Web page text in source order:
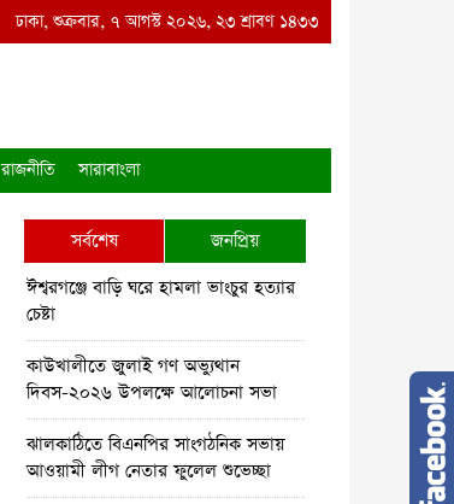
রিজেন্ট বোর্ডের ১২তম সভা অনুষ্ঠিত●রাঙামাটির কল্যাণপুরে
ঢাকা, শুক্রবার, ৭ আগস্ট ২০২৬, ২৩ শ্রাবণ ১৪৩৩
রাজনীতি সারাবাংলা
সর্বশেষ
জনপ্রিয়
ঈশ্বরগঞ্জে বাড়ি ঘরে হামলা ভাংচুর হত্যার
চেষ্টা
কাউখালীতে জুলাই গণ অভ্যুথান
দিবস-২০২৬ উপলক্ষে আলোচনা সভা
ঝালকাঠিতে বিএনপির সাংগঠনিক সভায়
আওয়ামী লীগ নেতার ফুলেল শুভেচ্ছা